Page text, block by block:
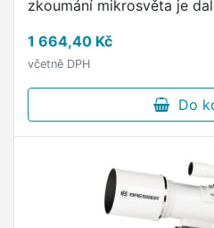
zkoumání mikrosvěta je
1 664,40 Kč
včetně DPH
Do